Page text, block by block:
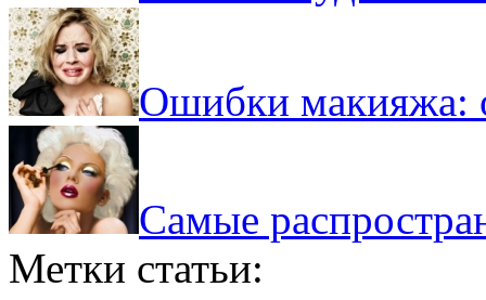
Ошибки макияжа:
Самые
Метки статьи: